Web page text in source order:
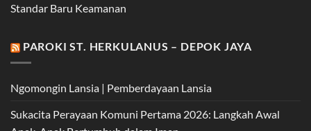
Standar Baru Keamanan
PAROKI ST. HERKULANUS – DEPOK JAYA
Ngomongin Lansia | Pemberdayaan Lansia
Sukacita Perayaan Komuni Pertama 2026: Langkah Awal